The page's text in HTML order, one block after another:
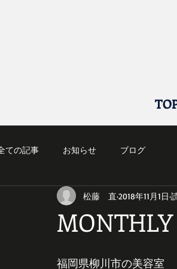
ての記事 お知らせ ブログ
松藤 直 2018年11月1日
福岡県柳川市の美容室